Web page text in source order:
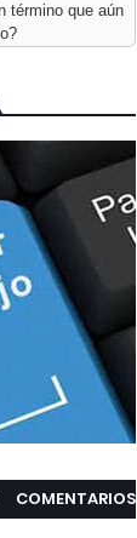
término que aún
COMENTARIOS